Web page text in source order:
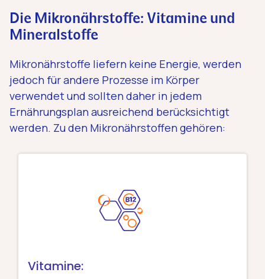
Die Mikronährstoffe: Vitamine und
Mineralstoffe
Mikronährstoffe liefern keine Energie, werden
jedoch für andere Prozesse im Körper
verwendet und sollten daher in jedem
Ernährungsplan ausreichend berücksichtigt
werden. Zu den Mikronährstoffen gehören:
Vitamine: